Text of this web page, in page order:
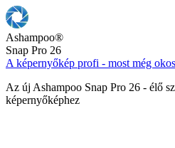
Ashampoo®
Snap Pro 26
A képernyőkép profi - most még
Az új Ashampoo Snap Pro 26 - élő
képernyőképhez